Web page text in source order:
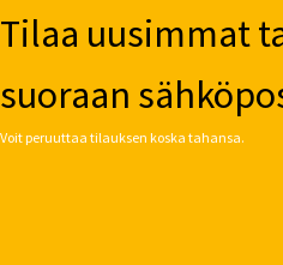
Tilaa uusimmat
suoraan
Voit peruuttaa tilauksen koska tahansa.